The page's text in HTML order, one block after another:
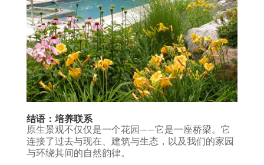
结语：培养联系
原生景观不仅仅是一个花园——它是一座桥梁。它
连接了过去与现在、建筑与生态，以及我们的家园
与环绕其间的自然韵律。